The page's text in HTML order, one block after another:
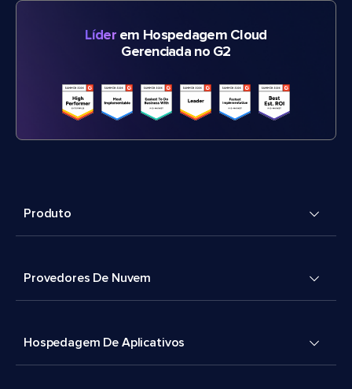
Líderem Hospedagem Cloud
Gerenciada no G2
Produto
Provedores De Nuvem
Hospedagem De Aplicativos